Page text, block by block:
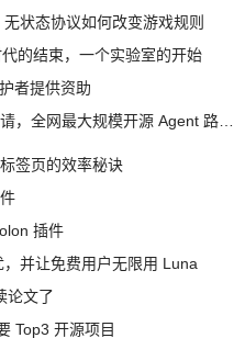
状态协议如何改变游戏规则
的结束，一个实验室的开始
者提供资助
签页的效率秘诀
插件
并让免费用户无限用 Luna
论文了
Top3 开源项目